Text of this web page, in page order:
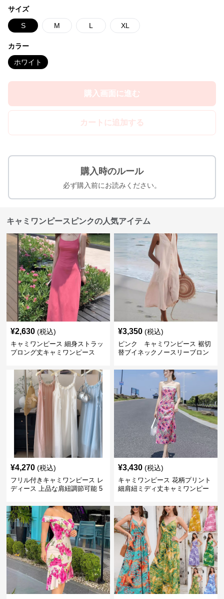
サイズ
S M L XL
カラー
ホワイト
購入画面に進む
カートに追加する
購入時のルール
必ず購入前にお読みください。
キャミワンピースピンクの人気アイテム
¥2,630 (税込)
キャミワンピース 細身ストラッ
プロング丈キャミワンピース
¥3,350 (税込)
ピンク キャミワンピース 裾切
替ブイネックノースリーブロン
¥4,270 (税込)
フリル付きキャミワンピース レ
ディース 上品な肩紐調節可能 5
¥3,430 (税込)
キャミワンピース 花柄プリント
細肩紐ミディ丈キャミワンピー